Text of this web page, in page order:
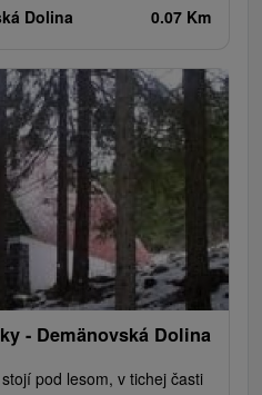
Dolina 0.07 Km
- Demänovská Dolina
pod lesom, v tichej časti